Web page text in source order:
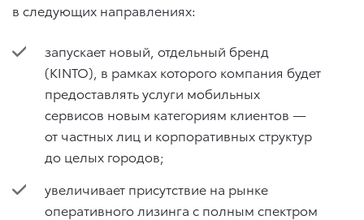
в следующих направлениях:
запускает новый, отдельный бренд
(KINTO), в рамках которого компания будет
предоставлять услуги мобильных
сервисов новым категориям клиентов —
от частных лиц и корпоративных структур
до целых городов;
увеличивает присутствие на рынке
оперативного лизинга с полным спектром